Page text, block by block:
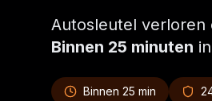
Autosleutel verloren
Binnen 25 minuten
Binnen 25 min